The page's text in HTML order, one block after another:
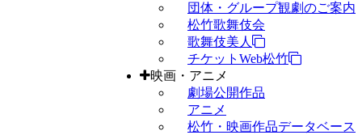
団体・グループ観劇のご案内
松竹歌舞伎会
歌舞伎美人
チケットWeb松竹
映画・アニメ
劇場公開作品
アニメ
松竹・映画作品データベース